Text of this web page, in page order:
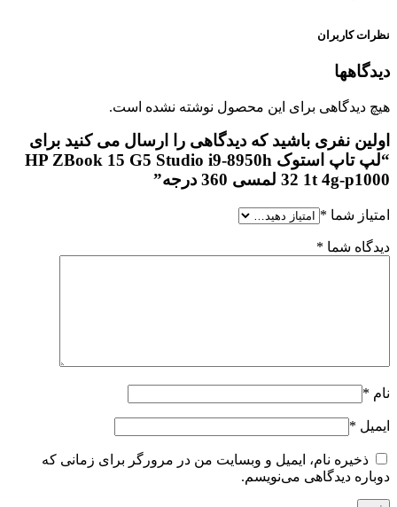
نظرات کاربران
دیدگاهها
هیچ دیدگاهی برای این محصول نوشته نشده است.
اولین نفری باشید که دیدگاهی را ارسال می کنید برای
“لپ تاپ استوک HP ZBook 15 G5 Studio i9-8950h
32 1t 4g-p1000 لمسی 360 درجه”
امتیاز شما *
دیدگاه شما *
نام *
ایمیل *
ذخیره نام، ایمیل و وبسایت من در مرورگر برای زمانی که
دوباره دیدگاهی می‌نویسم.